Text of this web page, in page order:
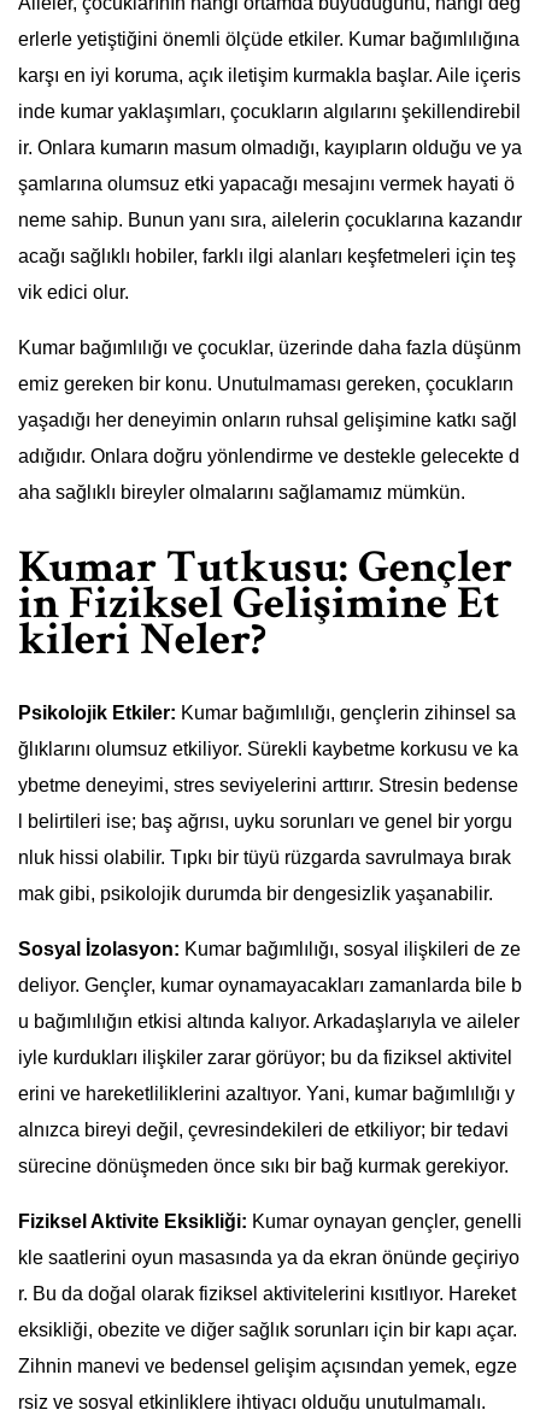
erlerle yetiştiğini önemli ölçüde etkiler. Kumar bağımlılığına
karşı en iyi koruma, açık iletişim kurmakla başlar. Aile içeris
inde kumar yaklaşımları, çocukların algılarını şekillendirebil
ir. Onlara kumarın masum olmadığı, kayıpların olduğu ve ya
şamlarına olumsuz etki yapacağı mesajını vermek hayati ö
neme sahip. Bunun yanı sıra, ailelerin çocuklarına kazandır
acağı sağlıklı hobiler, farklı ilgi alanları keşfetmeleri için teş
vik edici olur.
Kumar bağımlılığı ve çocuklar, üzerinde daha fazla düşünm
emiz gereken bir konu. Unutulmaması gereken, çocukların
yaşadığı her deneyimin onların ruhsal gelişimine katkı sağl
adığıdır. Onlara doğru yönlendirme ve destekle gelecekte d
aha sağlıklı bireyler olmalarını sağlamamız mümkün.
Kumar Tutkusu: Gençler
in Fiziksel Gelişimine Et
kileri Neler?
Psikolojik Etkiler: Kumar bağımlılığı, gençlerin zihinsel sa
ğlıklarını olumsuz etkiliyor. Sürekli kaybetme korkusu ve ka
ybetme deneyimi, stres seviyelerini arttırır. Stresin bedense
l belirtileri ise; baş ağrısı, uyku sorunları ve genel bir yorgu
nluk hissi olabilir. Tıpkı bir tüyü rüzgarda savrulmaya bırak
mak gibi, psikolojik durumda bir dengesizlik yaşanabilir.
Sosyal İzolasyon: Kumar bağımlılığı, sosyal ilişkileri de ze
deliyor. Gençler, kumar oynamayacakları zamanlarda bile b
u bağımlılığın etkisi altında kalıyor. Arkadaşlarıyla ve aileler
iyle kurdukları ilişkiler zarar görüyor; bu da fiziksel aktivitel
erini ve hareketliliklerini azaltıyor. Yani, kumar bağımlılığı y
alnızca bireyi değil, çevresindekileri de etkiliyor; bir tedavi
sürecine dönüşmeden önce sıkı bir bağ kurmak gerekiyor.
Fiziksel Aktivite Eksikliği: Kumar oynayan gençler, genelli
kle saatlerini oyun masasında ya da ekran önünde geçiriyo
r. Bu da doğal olarak fiziksel aktivitelerini kısıtlıyor. Hareket
eksikliği, obezite ve diğer sağlık sorunları için bir kapı açar.
Zihnin manevi ve bedensel gelişim açısından yemek, egze
rsiz ve sosyal etkinliklere ihtiyacı olduğu unutulmamalı.